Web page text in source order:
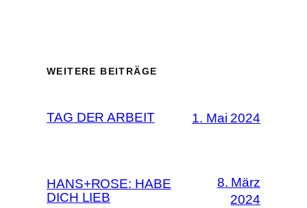
WEITERE BEITRÄGE
TAG DER ARBEIT 1. Mai 2024
HANS+ROSE: HABE
DICH LIEB
8. März
2024